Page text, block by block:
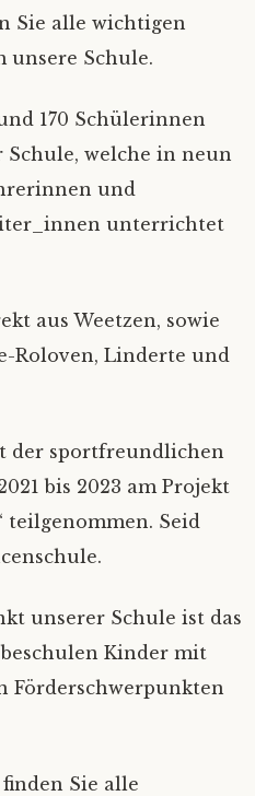
Sie alle wichtigen
Schule.
170 Schülerinnen
welche in neun
und
unterrichtet
aus Weetzen, sowie
Roloven, Linderte und
der sportfreundlichen
bis 2023 am Projekt
teilgenommen. Seid
unserer Schule ist das
Kinder mit
Förderschwerpunkten
Sie alle